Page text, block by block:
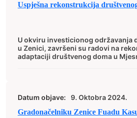
Uspješna rekonstrukcija
U okviru investicionog održavanja
u Zenici, završeni su radovi na
adaptaciji društvenog doma u
Datum objave:
9. Oktobra 2024.
Gradonačelniku Zenice Fuadu